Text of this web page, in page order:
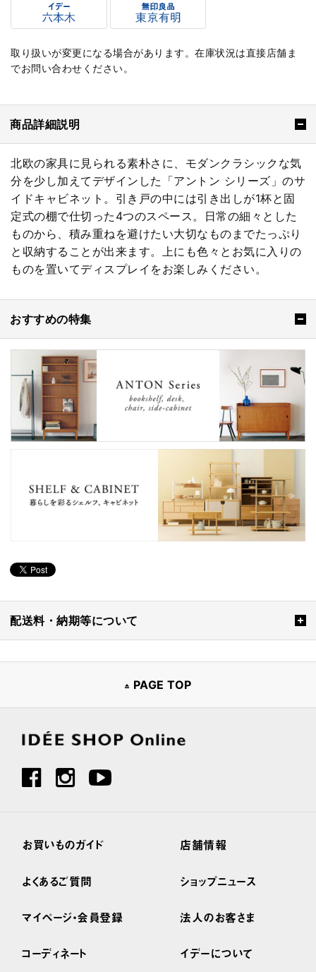
取り扱いが変更になる場合があります。在庫状況は直接店舗ま
でお問い合わせください。
商品詳細説明
北欧の家具に見られる素朴さに、モダンクラシックな気
分を少し加えてデザインした「アントン シリーズ」のサ
イドキャビネット。引き戸の中には引き出しが1杯と固
定式の棚で仕切った4つのスペース。日常の細々とした
ものから、積み重ねを避けたい大切なものまでたっぷり
と収納することが出来ます。上にも色々とお気に入りの
ものを置いてディスプレイをお楽しみください。
おすすめの特集
配送料・納期等について
PAGE TOP
お買いものガイド
よくあるご質問
マイページ・会員登録
コーディネート
店舗情報
ショップニュース
法人のお客さま
イデーについて